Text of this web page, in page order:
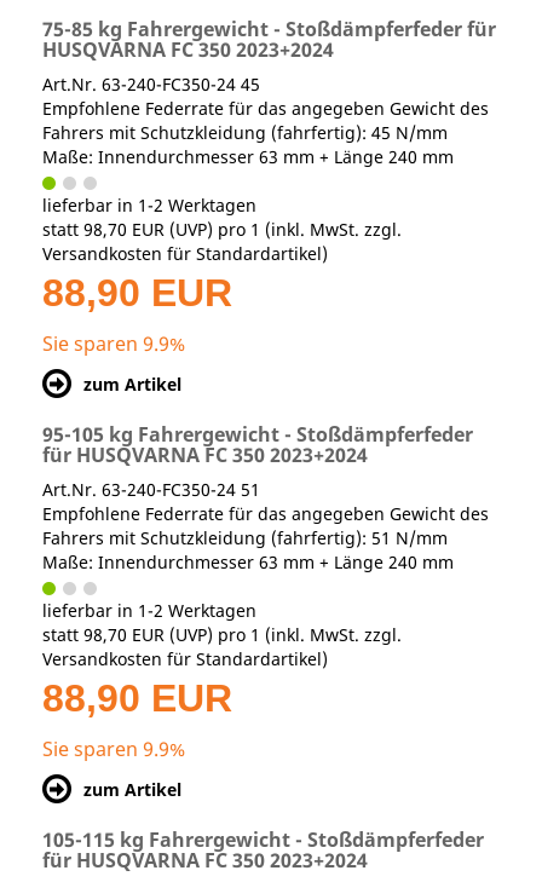
75-85 kg Fahrergewicht - Stoßdämpferfeder für
HUSQVARNA FC 350 2023+2024
Art.Nr. 63-240-FC350-24 45
Empfohlene Federrate für das angegeben Gewicht des
Fahrers mit Schutzkleidung (fahrfertig): 45 N/mm
Maße: Innendurchmesser 63 mm + Länge 240 mm
lieferbar in 1-2 Werktagen
statt 98,70 EUR (UVP) pro 1 (inkl. MwSt. zzgl.
Versandkosten für Standardartikel)
88,90 EUR
Sie sparen 9.9%
zum Artikel
95-105 kg Fahrergewicht - Stoßdämpferfeder
für HUSQVARNA FC 350 2023+2024
Art.Nr. 63-240-FC350-24 51
Empfohlene Federrate für das angegeben Gewicht des
Fahrers mit Schutzkleidung (fahrfertig): 51 N/mm
Maße: Innendurchmesser 63 mm + Länge 240 mm
lieferbar in 1-2 Werktagen
statt 98,70 EUR (UVP) pro 1 (inkl. MwSt. zzgl.
Versandkosten für Standardartikel)
88,90 EUR
Sie sparen 9.9%
zum Artikel
105-115 kg Fahrergewicht - Stoßdämpferfeder
für HUSQVARNA FC 350 2023+2024